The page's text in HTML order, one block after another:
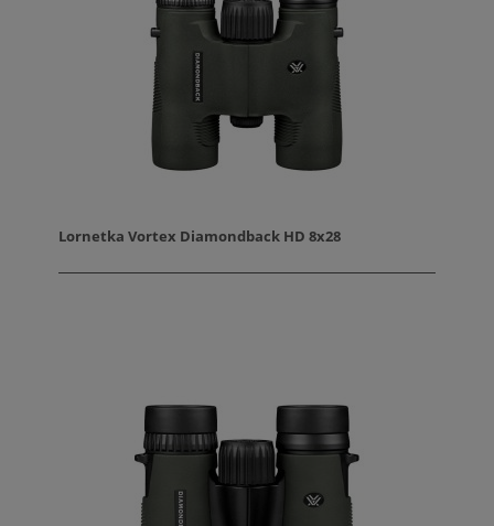
Lornetka Vortex Diamondback HD 8x28